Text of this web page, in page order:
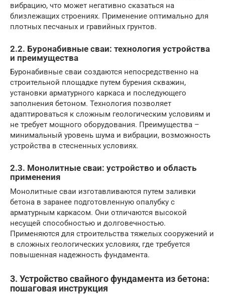
вибрацию, что может негативно сказаться на
близлежащих строениях. Применение оптимально для
плотных песчаных и гравийных грунтов.
2.2. Буронабивные сваи: технология устройства
и преимущества
Буронабивные сваи создаются непосредственно на
строительной площадке путем бурения скважин,
установки арматурного каркаса и последующего
заполнения бетоном. Технология позволяет
адаптироваться к сложным геологическим условиям и
не требует мощного оборудования. Преимущества –
минимальный уровень шума и вибрации, возможность
устройства в стесненных условиях.
2.3. Монолитные сваи: устройство и область
применения
Монолитные сваи изготавливаются путем заливки
бетона в заранее подготовленную опалубку с
арматурным каркасом. Они отличаются высокой
несущей способностью и долговечностью.
Применяются для строительства тяжелых сооружений и
в сложных геологических условиях, где требуется
повышенная надежность фундамента.
3. Устройство свайного фундамента из бетона:
пошаговая инструкция